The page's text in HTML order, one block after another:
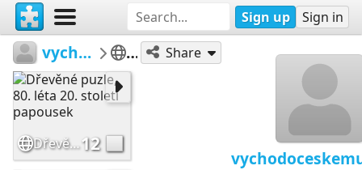
Sign up Sign in
vychodoceskemuzeum puzzleShare
Dřevěné puzle, 80. léta 20. století papousek12